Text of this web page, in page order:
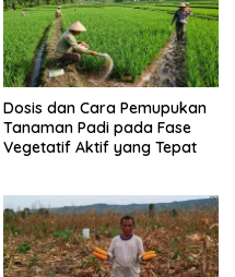
Dosis dan Cara Pemupukan
Tanaman Padi pada Fase
Vegetatif Aktif yang Tepat